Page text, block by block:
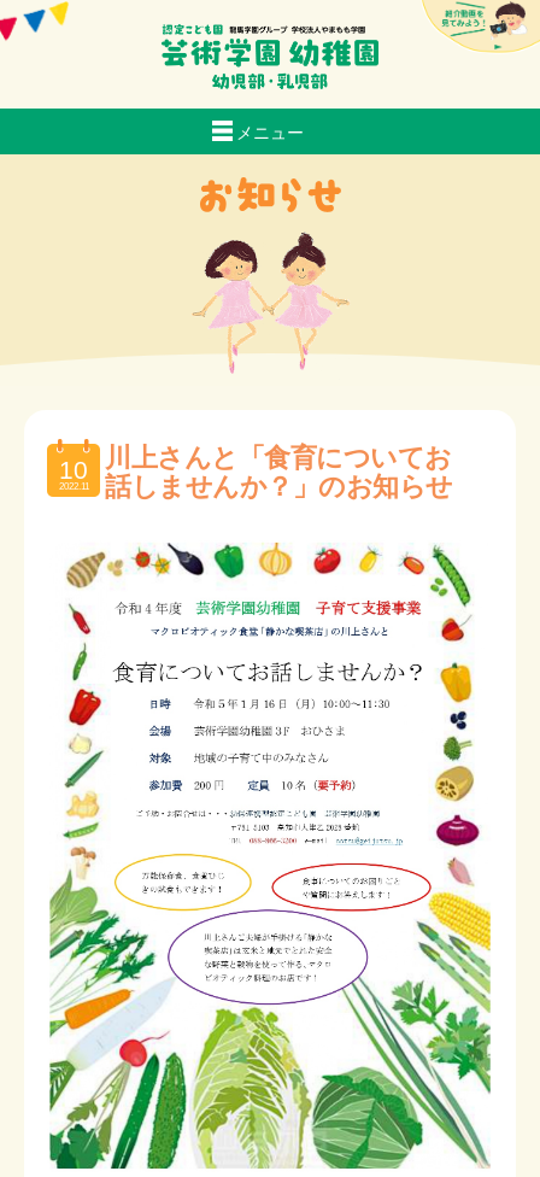
メニュー
子育て支援
採用情報
交通アクセス
在園児の保護者専用ページ
お問い合わせ
メニューを閉じる
10
2022.11
川上さんと「食育についてお
話しませんか？」のお知らせ